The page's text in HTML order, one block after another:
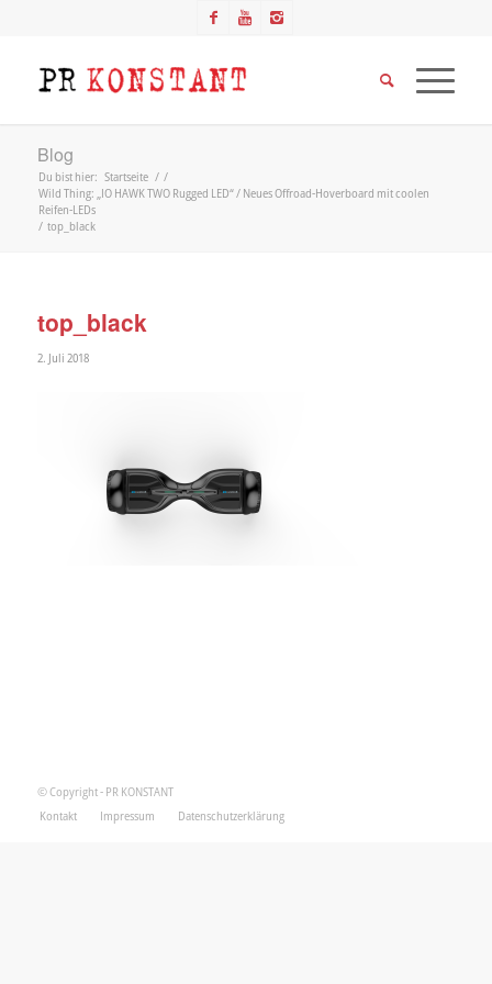
Blog
Du bist hier: Startseite / /
Wild Thing: „IO HAWK TWO Rugged LED“ / Neues Offroad-Hoverboard mit coolen
Reifen-LEDs
/ top_black
top_black
2. Juli 2018
© Copyright - PR KONSTANT
Kontakt
Impressum Datenschutzerklärung